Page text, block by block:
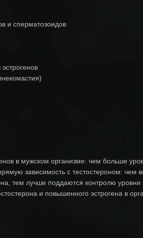
и сперматозоидов
в мужском организме: чем больше
зависимость с тестостероном: чем
тем лучше поддаются контролю
и повышенного эстрогена в